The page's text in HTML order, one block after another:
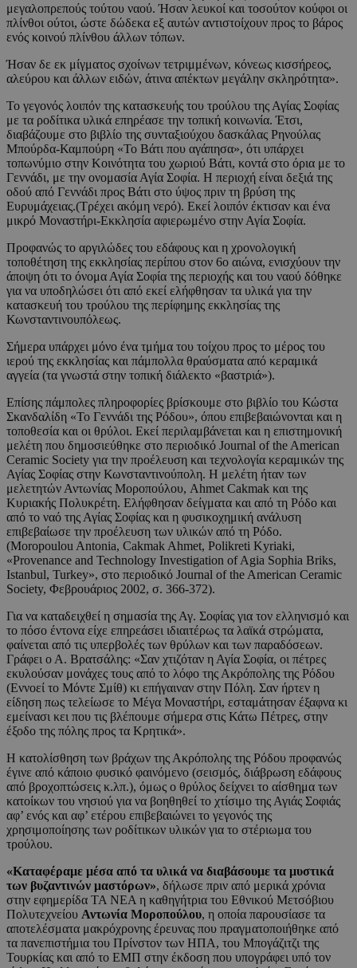
μεγαλοπρεπούς τούτου ναού. Ήσαν λευκοί και τοσούτον κούφοι οι
πλίνθοι ούτοι, ώστε δώδεκα εξ αυτών αντιστοίχουν προς το βάρος
ενός κοινού πλίνθου άλλων τόπων.
Ήσαν δε εκ μίγματος σχοίνων τετριμμένων, κόνεως κισσήρεος,
αλεύρου και άλλων ειδών, άτινα απέκτων μεγάλην σκληρότητα».
Το γεγονός λοιπόν της κατασκευής του τρούλου της Αγίας Σοφίας
με τα ροδίτικα υλικά επηρέασε την τοπική κοινωνία. Έτσι,
διαβάζουμε στο βιβλίο της συνταξιούχου δασκάλας Ρηνούλας
Μπούρδα-Καμπούρη «Το Βάτι που αγάπησα», ότι υπάρχει
τοπωνύμιο στην Κοινότητα του χωριού Βάτι, κοντά στο όρια με το
Γεννάδι, με την ονομασία Αγία Σοφία. Η περιοχή είναι δεξιά της
οδού από Γεννάδι προς Βάτι στο ύψος πριν τη βρύση της
Ευρυμάχειας.(Τρέχει ακόμη νερό). Εκεί λοιπόν έκτισαν και ένα
μικρό Μοναστήρι-Εκκλησία αφιερωμένο στην Αγία Σοφία.
Προφανώς το αργιλώδες του εδάφους και η χρονολογική
τοποθέτηση της εκκλησίας περίπου στον 6ο αιώνα, ενισχύουν την
άποψη ότι το όνομα Αγία Σοφία της περιοχής και του ναού δόθηκε
για να υποδηλώσει ότι από εκεί ελήφθησαν τα υλικά για την
κατασκευή του τρούλου της περίφημης εκκλησίας της
Κωνσταντινουπόλεως.
Σήμερα υπάρχει μόνο ένα τμήμα του τοίχου προς το μέρος του
ιερού της εκκλησίας και πάμπολλα θραύσματα από κεραμικά
αγγεία (τα γνωστά στην τοπική διάλεκτο «βαστριά»).
Επίσης πάμπολες πληροφορίες βρίσκουμε στο βιβλίο του Κώστα
Σκανδαλίδη «Το Γεννάδι της Ρόδου», όπου επιβεβαιώνονται και η
τοποθεσία και οι θρύλοι. Εκεί περιλαμβάνεται και η επιστημονική
μελέτη που δημοσιεύθηκε στο περιοδικό Journal of the American
Ceramic Society για την προέλευση και τεχνολογία κεραμικών της
Αγίας Σοφίας στην Κωνσταντινούπολη. Η μελέτη ήταν των
μελετητών Αντωνίας Μοροπούλου, Ahmet Cakmak και της
Κυριακής Πολυκρέτη. Ελήφθησαν δείγματα και από τη Ρόδο και
από το ναό της Αγίας Σοφίας και η φυσικοχημική ανάλυση
επιβεβαίωσε την προέλευση των υλικών από τη Ρόδο.
(Moropoulou Antonia, Cakmak Ahmet, Polikreti Kyriaki,
«Provenance and Technology Investigation of Agia Sophia Briks,
Istanbul, Turkey», στο περιοδικό Journal of the American Ceramic
Society, Φεβρουάριος 2002, σ. 366-372).
Για να καταδειχθεί η σημασία της Αγ. Σοφίας για τον ελληνισμό και
το πόσο έντονα είχε επηρεάσει ιδιαιτέρως τα λαϊκά στρώματα,
φαίνεται από τις υπερβολές των θρύλων και των παραδόσεων.
Γράφει ο Α. Βρατσάλης: «Σαν χτιζόταν η Αγία Σοφία, οι πέτρες
εκυλούσαν μονάχες τους από το λόφο της Ακρόπολης της Ρόδου
(Εννοεί το Μόντε Σμίθ) κι επήγαιναν στην Πόλη. Σαν ήρτεν η
είδηση πως τελείωσε το Μέγα Μοναστήρι, εσταμάτησαν έξαφνα κι
εμείνασι κει που τις βλέπουμε σήμερα στις Κάτω Πέτρες, στην
έξοδο της πόλης προς τα Κρητικά».
Η κατολίσθηση των βράχων της Ακρόπολης της Ρόδου προφανώς
έγινε από κάποιο φυσικό φαινόμενο (σεισμός, διάβρωση εδάφους
από βροχοπτώσεις κ.λπ.), όμως ο θρύλος δείχνει το αίσθημα των
κατοίκων του νησιού για να βοηθηθεί το χτίσιμο της Αγιάς Σοφιάς
αφ’ ενός και αφ’ ετέρου επιβεβαιώνει το γεγονός της
χρησιμοποίησης των ροδίτικων υλικών για το στέριωμα του
τρούλου.
«Καταφέραμε μέσα από τα υλικά να διαβάσουμε τα μυστικά
των βυζαντινών μαστόρων», δήλωσε πριν από μερικά χρόνια
στην εφημερίδα ΤΑ ΝΕΑ η καθηγήτρια του Εθνικού Μετσόβιου
Πολυτεχνείου Αντωνία Μοροπούλου, η οποία παρουσίασε τα
αποτελέσματα μακρόχρονης έρευνας που πραγματοποιήθηκε από
τα πανεπιστήμια του Πρίνστον των ΗΠΑ, του Μπογάζιτζι της
Τουρκίας και από το ΕΜΠ στην έκδοση που υπογράφει υπό τον